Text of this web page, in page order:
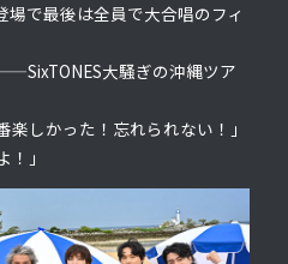
場で最後は全員で大合唱のフィ
大騒ぎの沖縄ツア
しかった！忘れられない！」
」